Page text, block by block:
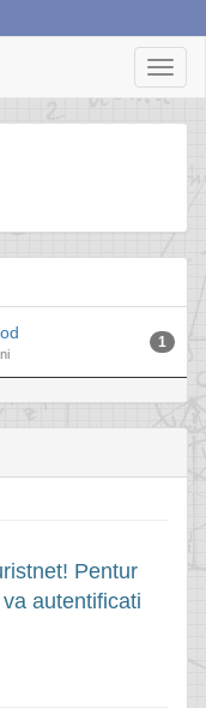
1
Pentur
autentificati